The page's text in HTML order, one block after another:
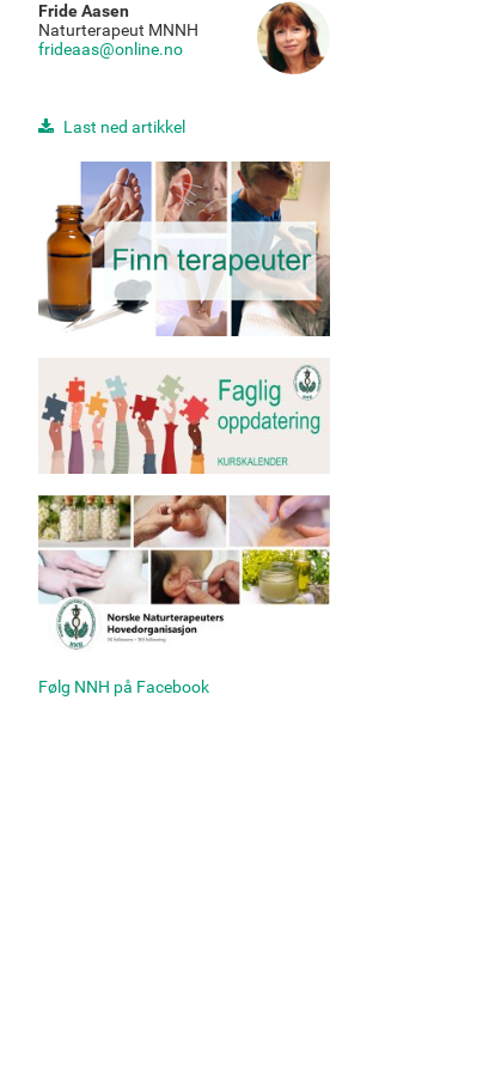
Fride Aasen
Naturterapeut MNNH
frideaas@online.no
Last ned artikkel
Følg NNH på Facebook